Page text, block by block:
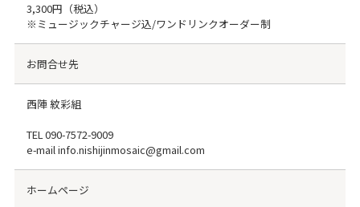
3,300円（税込）
※ミュージックチャージ込/ワンドリンクオーダー制
お問合せ先
西陣 紋彩組
TEL090-7572-9009
e-mail info.nishijinmosaic@gmail.com
ホームページ